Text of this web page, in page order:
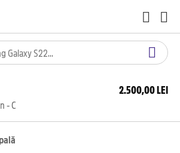
- C
2.500,00 LEI